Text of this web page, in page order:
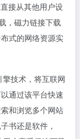
接从其他用户设
，磁力链接下载
式的网络资源实
技术，将互联网
通过该平台快速
和浏览多个网站
书还是软件，